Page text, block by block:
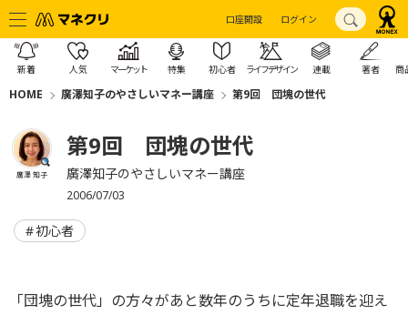
口座開設 ログイン
新着 人気 マーケット 特集 初心者 ライフデザイン 連載 著者 商
HOME 廣澤知子のやさしいマネー講座 第9回 団塊の世代
廣澤 知子
第9回 団塊の世代
廣澤知子のやさしいマネー講座
2006/07/03
初心者
「団塊の世代」の方々があと数年のうちに定年退職を迎え